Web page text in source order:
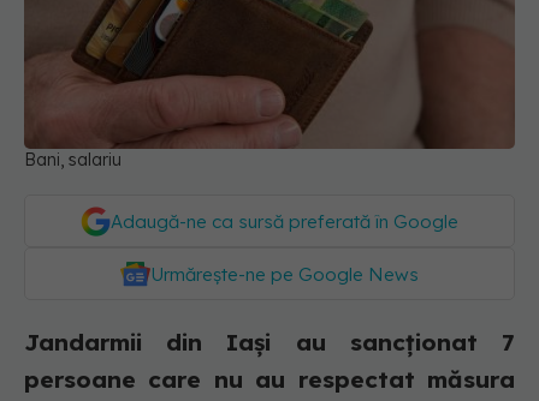
Bani, salariu
Adaugă-ne ca sursă preferată în Google
Urmărește-ne pe Google News
Jandarmii din Iași au sancționat 7
persoane care nu au respectat măsura